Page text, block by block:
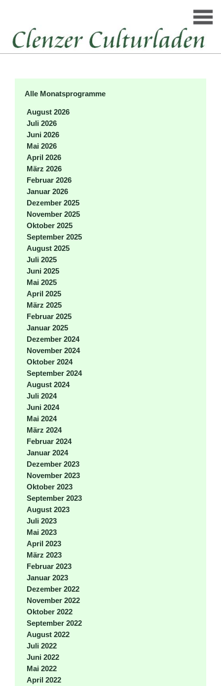
Alle Monatsprogramme
August 2026
Juli 2026
Juni 2026
Mai 2026
April 2026
März 2026
Februar 2026
Januar 2026
Dezember 2025
November 2025
Oktober 2025
September 2025
August 2025
Juli 2025
Juni 2025
Mai 2025
April 2025
März 2025
Februar 2025
Januar 2025
Dezember 2024
November 2024
Oktober 2024
September 2024
August 2024
Juli 2024
Juni 2024
Mai 2024
März 2024
Februar 2024
Januar 2024
Dezember 2023
November 2023
Oktober 2023
September 2023
August 2023
Juli 2023
Mai 2023
April 2023
März 2023
Februar 2023
Januar 2023
Dezember 2022
November 2022
Oktober 2022
September 2022
August 2022
Juli 2022
Juni 2022
Mai 2022
April 2022